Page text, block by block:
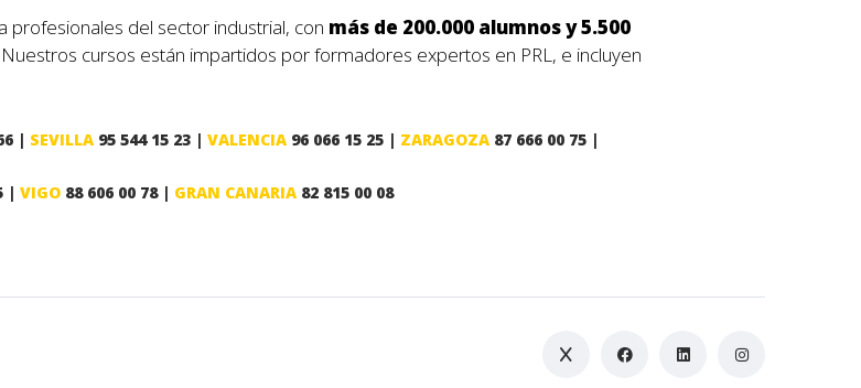
del sector industrial, con más de 200.000 alumnos y 5.500
Nuestros cursos están impartidos por formadores expertos en PRL, e incluyen
| SEVILLA 95 544 15 23 | VALENCIA 96 066 15 25 | ZARAGOZA 87 666 00 75 |
| VIGO 88 606 00 78 | GRAN CANARIA 82 815 00 08